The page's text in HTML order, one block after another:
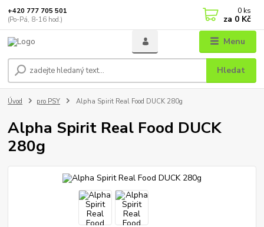
Menu
Hledat
+420 777 705 501
(Po-Pá, 8-16 hod.)
0 ks
za 0 Kč
Úvod pro PSY Alpha Spirit Real Food DUCK 280g
Alpha Spirit Real Food DUCK
280g